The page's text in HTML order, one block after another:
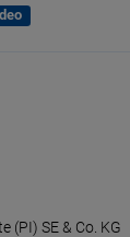
(PI) SE & Co. KG